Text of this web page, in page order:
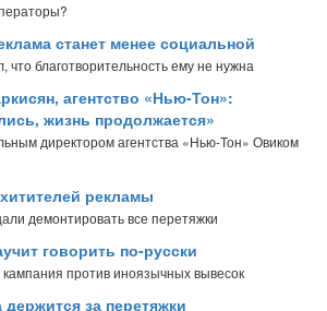
станет менее социальной
благотворительность ему не нужна
агентство «Нью-Тон»:
жизнь продолжается»
директором агентства «Нью-Тон» Овиком
рекламы
демонтировать все перетяжки
говорить по-русски
против иноязычных вывесок
держится за перетяжки